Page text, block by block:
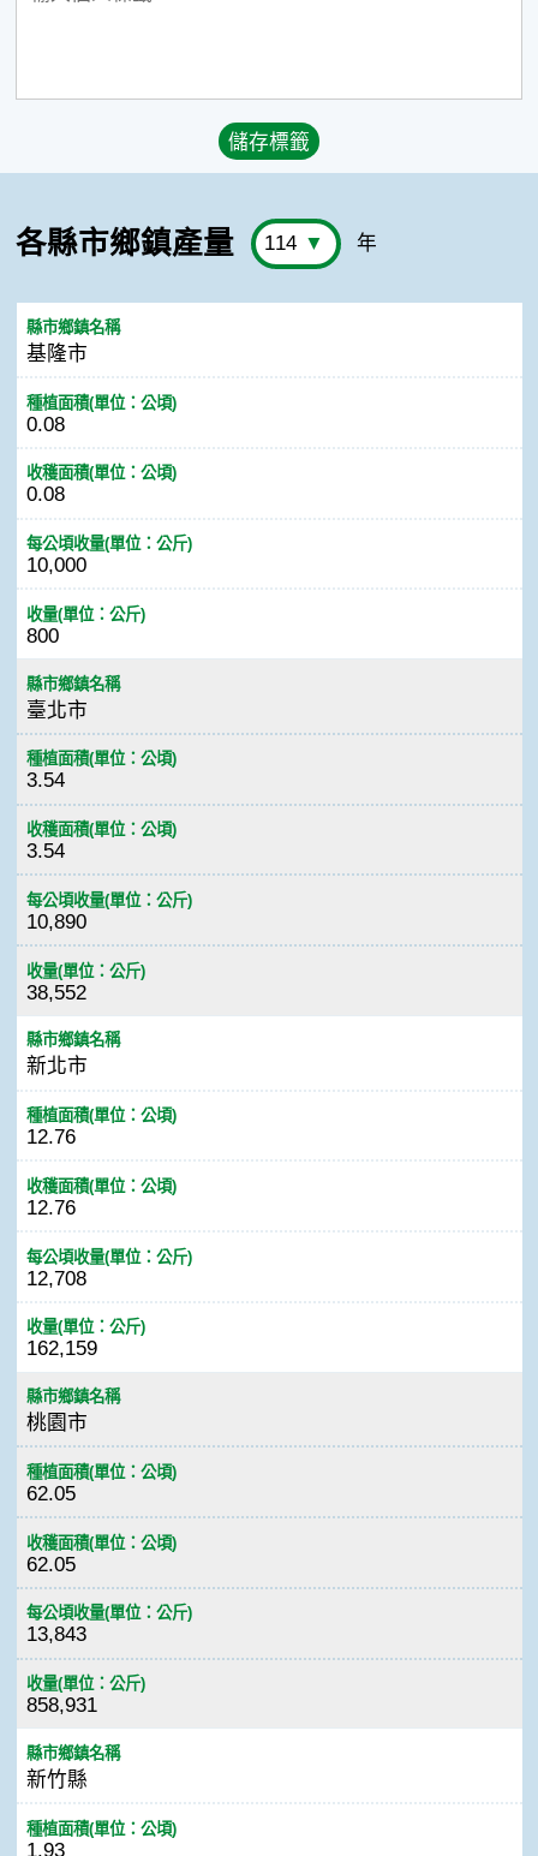
各縣市鄉鎮產量 年
縣市鄉鎮名稱
基隆市
種植面積(單位：公頃)
0.08
收穫面積(單位：公頃)
0.08
每公頃收量(單位：公斤)
10,000
收量(單位：公斤)
800
縣市鄉鎮名稱
臺北市
種植面積(單位：公頃)
3.54
收穫面積(單位：公頃)
3.54
每公頃收量(單位：公斤)
10,890
收量(單位：公斤)
38,552
縣市鄉鎮名稱
新北市
種植面積(單位：公頃)
12.76
收穫面積(單位：公頃)
12.76
每公頃收量(單位：公斤)
12,708
收量(單位：公斤)
162,159
縣市鄉鎮名稱
桃園市
種植面積(單位：公頃)
62.05
收穫面積(單位：公頃)
62.05
每公頃收量(單位：公斤)
13,843
收量(單位：公斤)
858,931
縣市鄉鎮名稱
新竹縣
種植面積(單位：公頃)
1.93